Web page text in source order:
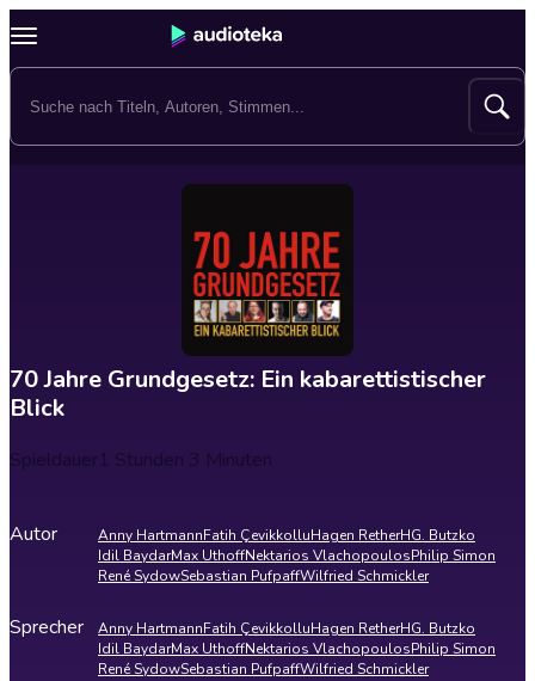
70 Jahre Grundgesetz: Ein kabarettistischer
Blick
Spieldauer1 Stunden 3 Minuten
Autor Anny HartmannFatih ÇevikkolluHagen RetherHG. Butzko
Idil BaydarMax UthoffNektarios VlachopoulosPhilip Simon
René SydowSebastian PufpaffWilfried Schmickler
Sprecher Anny HartmannFatih ÇevikkolluHagen RetherHG. Butzko
Idil BaydarMax UthoffNektarios VlachopoulosPhilip Simon
René SydowSebastian PufpaffWilfried Schmickler